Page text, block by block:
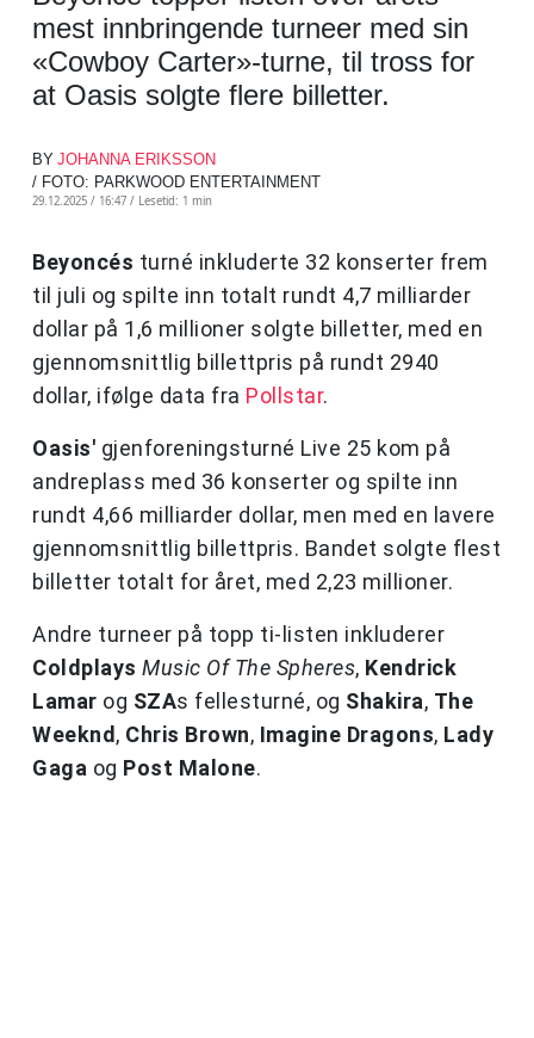
mest innbringende turneer med sin
«Cowboy Carter»-turne, til tross for
at Oasis solgte flere billetter.
BY JOHANNA ERIKSSON
/ FOTO: PARKWOOD ENTERTAINMENT
29.12.2025 / 16:47 / Lesetid: 1 min
Beyoncés turné inkluderte 32 konserter frem
til juli og spilte inn totalt rundt 4,7 milliarder
dollar på 1,6 millioner solgte billetter, med en
gjennomsnittlig billettpris på rundt 2940
dollar, ifølge data fra Pollstar.
Oasis' gjenforeningsturné Live 25 kom på
andreplass med 36 konserter og spilte inn
rundt 4,66 milliarder dollar, men med en lavere
gjennomsnittlig billettpris. Bandet solgte flest
billetter totalt for året, med 2,23 millioner.
Andre turneer på topp ti-listen inkluderer
Coldplays Music Of The Spheres, Kendrick
Lamar og SZAs fellesturné, og Shakira, The
Weeknd , Chris Brown, Imagine Dragons, Lady
Gaga og Post Malone.